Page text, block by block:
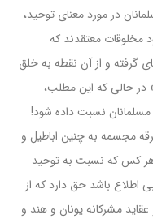
در مورد معنای توحید،
مخلوقات معتقدند که
گرفته و از آن نقطه به خلق
حالی که این مطلب،
نسبت داده شود!
مجسمه به چنین اباطیل و
کس که نسبت به توحید
اطلاع باشد حق دارد که از
مشرکانه یونان و هند و